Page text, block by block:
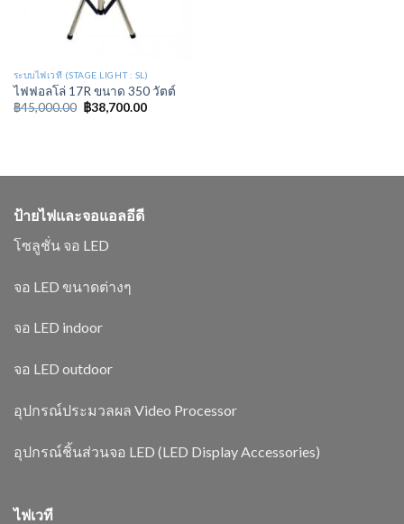
ระบบไฟเวที (STAGE LIGHT : SL)
ไฟฟอลโล่ 17R ขนาด 350 วัตต์
฿45,000.00 ฿38,700.00
ป้ายไฟและจอแอลอีดี
โซลูชั่น จอ LED
จอ LED ขนาดต่างๆ
จอ LED indoor
จอ LED outdoor
อุปกรณ์ประมวลผล Video Processor
อุปกรณ์ชิ้นส่วนจอ LED (LED Display Accessories)
ไฟเวที